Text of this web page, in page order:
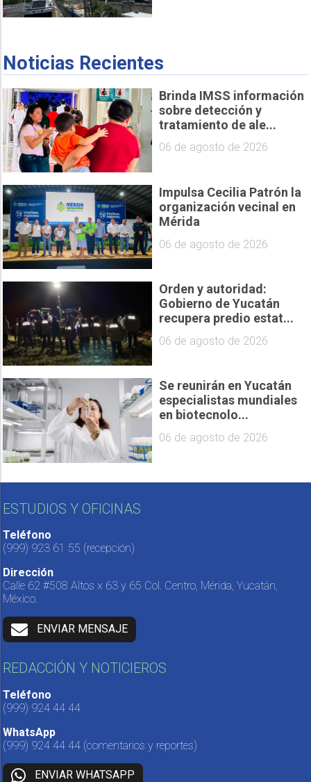
Noticias Recientes
Brinda IMSS información
sobre detección y
tratamiento de ale...
06 de agosto de 2026
Impulsa Cecilia Patrón la
organización vecinal en
Mérida
06 de agosto de 2026
Orden y autoridad:
Gobierno de Yucatán
recupera predio estat...
06 de agosto de 2026
Se reunirán en Yucatán
especialistas mundiales
en biotecnolo...
06 de agosto de 2026
ESTUDIOS Y OFICINAS
Teléfono
(999) 923 61 55 (recepción)
Dirección
Calle 62 #508 Altos x 63 y 65 Col. Centro, Mérida, Yucatán,
México.
ENVIAR MENSAJE
REDACCIÓN Y NOTICIEROS
Teléfono
(999) 924 44 44
WhatsApp
(999) 924 44 44 (comentarios y reportes)
ENVIAR WHATSAPP